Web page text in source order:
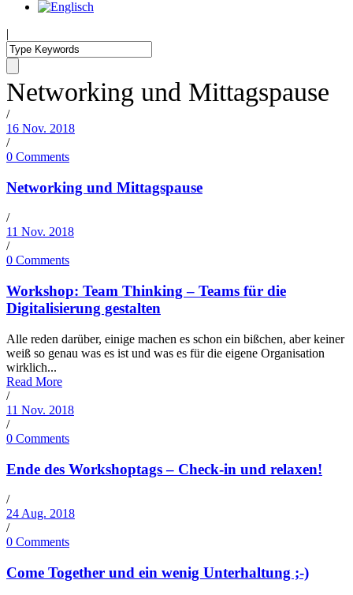
|
Networking und Mittagspause
/
16 Nov. 2018
/
0 Comments
Networking und Mittagspause
/
11 Nov. 2018
/
0 Comments
Workshop: Team Thinking – Teams für die
Digitalisierung gestalten
Alle reden darüber, einige machen es schon ein bißchen, aber keiner
weiß so genau was es ist und was es für die eigene Organisation
wirklich...
Read More
/
11 Nov. 2018
/
0 Comments
Ende des Workshoptags – Check-in und relaxen!
/
24 Aug. 2018
/
0 Comments
Come Together und ein wenig Unterhaltung ;-)